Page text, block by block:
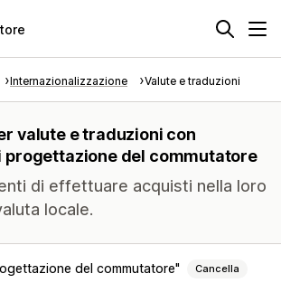
Internazionalizzazione Valute e traduzioni
valute e traduzioni con
progettazione del commutatore
di effettuare acquisti nella loro
locale.
del commutatore Cancella